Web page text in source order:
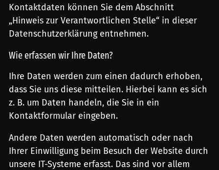
Kontaktdaten können Sie dem Abschnitt
„Hinweis zur Verantwortlichen Stelle“ in dieser
Datenschutzerklärung entnehmen.
Wie erfassen wir Ihre Daten?
Ihre Daten werden zum einen dadurch erhoben,
dass Sie uns diese mitteilen. Hierbei kann es sich
z. B. um Daten handeln, die Sie in ein
Kontaktformular eingeben.
Andere Daten werden automatisch oder nach
Ihrer Einwilligung beim Besuch der Website durch
unsere IT-Systeme erfasst. Das sind vor allem